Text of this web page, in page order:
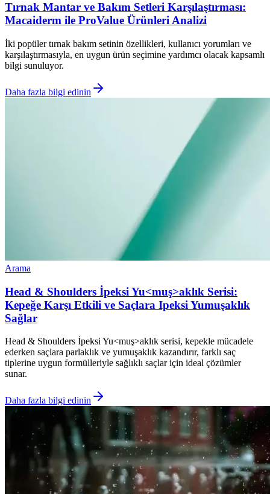
Tırnak Mantar ve Bakım Setleri Karşılaştırması:
Macaiderm ile ProValue Ürünleri Analizi
İki popüler tırnak bakım setinin özellikleri, kullanıcı yorumları ve
karşılaştırmasıyla, en uygun ürün seçimine yardımcı olacak kapsamlı
bilgi sunuluyor.
Daha fazla bilgi edinin
Arama
Head & Shoulders İpeksi Yu<muş>aklık Serisi:
Kepeğe Karşı Etkili ve Saçlara Ipeksi Yumuşaklık
Sağlar
Head & Shoulders İpeksi Yu<muş>aklık serisi, kepekle mücadele
ederken saçlara parlaklık ve yumuşaklık kazandırır, farklı saç
tiplerine uygun formülleriyle sağlıklı saçlar için ideal çözümler
sunar.
Daha fazla bilgi edinin